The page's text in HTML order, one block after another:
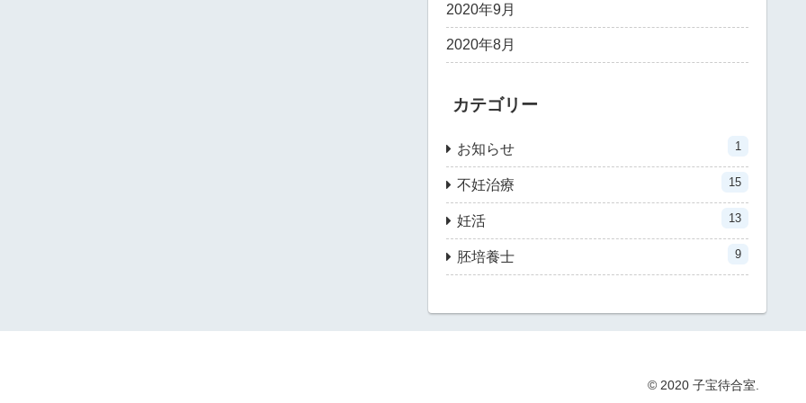
2020年9月
2020年8月
カテゴリー
お知らせ 1
不妊治療 15
妊活 13
胚培養士 9
© 2020 子宝待合室.